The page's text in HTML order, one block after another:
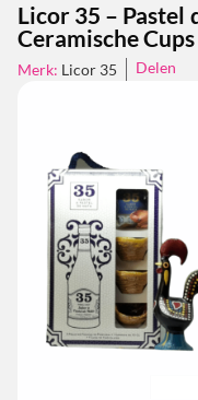
Licor 35 – Pastel
Ceramische
Merk: Licor 35 Delen